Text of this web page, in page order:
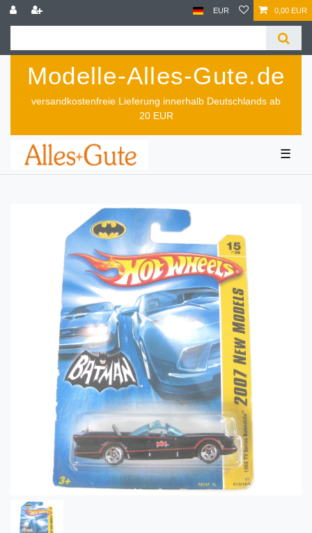
EUR 0,00 EUR
Modelle-Alles-Gute.de
versandkostenfreie Lieferung innerhalb Deutschlands ab
20 EUR
☰